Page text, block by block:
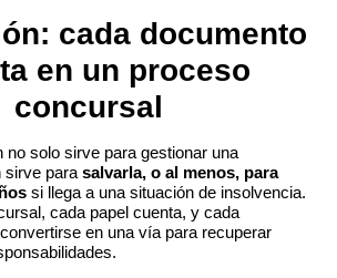
cada documento
en un proceso
concursal
no solo sirve para gestionar una
sirve para salvarla, o al menos, para
si llega a una situación de insolvencia.
cada papel cuenta, y cada
en una vía para recuperar